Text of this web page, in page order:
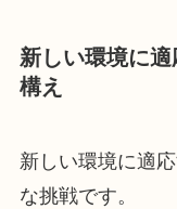
新しい環境に
構え
新しい環境に適
な挑戦です。